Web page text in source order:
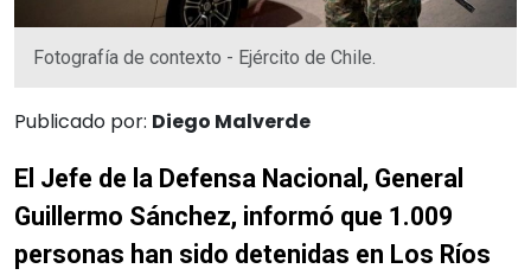
Fotografía de contexto - Ejército de Chile.
Publicado por: Diego Malverde
El Jefe de la Defensa Nacional, General
Guillermo Sánchez, informó que 1.009
personas han sido detenidas en Los Ríos